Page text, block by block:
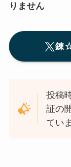
りません
錬
投稿
証の
てい